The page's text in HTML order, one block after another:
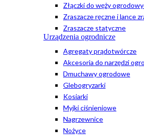
Złączki do węży
Zraszacze ręczne i lance
Zraszacze statyczne
Urządzenia ogrodnicze
Agregaty prądotwórcze
Akcesoria do narzędzi
Dmuchawy ogrodowe
Glebogryzarki
Kosiarki
Myjki ciśnieniowe
Nagrzewnice
Nożyce